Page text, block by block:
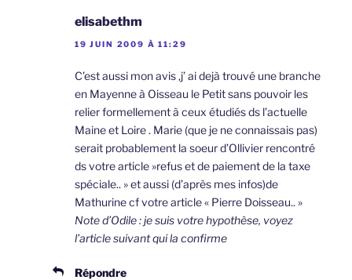
elisabethm
19 JUIN 2009 À 11:29
C’est aussi mon avis ,j’ ai dejà trouvé une branche
en Mayenne à Oisseau le Petit sans pouvoir les
relier formellement à ceux étudiés ds l’actuelle
Maine et Loire . Marie (que je ne connaissais pas)
serait probablement la soeur d’Ollivier rencontré
ds votre article »refus et de paiement de la taxe
spéciale.. » et aussi (d’après mes infos)de
Mathurine cf votre article « Pierre Doisseau.. »
Note d’Odile : je suis votre hypothèse, voyez
l’article suivant qui la confirme
Répondre